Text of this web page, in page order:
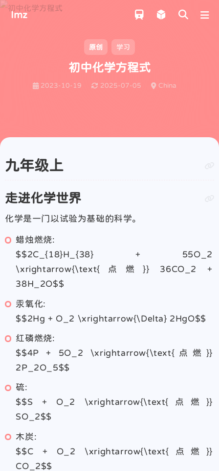
Imz
原创 学习
初中化学方程式
2023-10-19 2025-07-05 China
九年级上
走进化学世界
化学是一门以试验为基础的科学。
蜡烛燃烧:
$$2C_{18}H_{38} + 55O_2
\xrightarrow{\text{点燃}} 36CO_2 +
38H_2O$$
汞氧化:
$$2Hg + O_2 \xrightarrow{\Delta} 2HgO$$
红磷燃烧:
$$4P + 5O_2 \xrightarrow{\text{点燃}}
2P_2O_5$$
硫:
$$S + O_2 \xrightarrow{\text{点燃}}
SO_2$$
木炭:
$$C + O_2 \xrightarrow{\text{点燃}}
CO_2$$